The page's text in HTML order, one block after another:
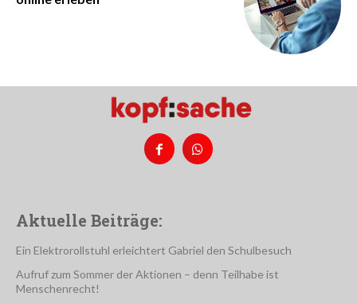
Aktuelle Beiträge:
Ein Elektrorollstuhl erleichtert Gabriel den Schulbesuch
Aufruf zum Sommer der Aktionen – denn Teilhabe ist
Menschenrecht!